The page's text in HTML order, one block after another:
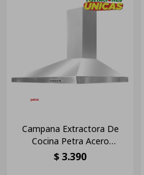
Campana Extractora De
Cocina Petra Acero
Inoxidable Piramidal Ac.
$3.390